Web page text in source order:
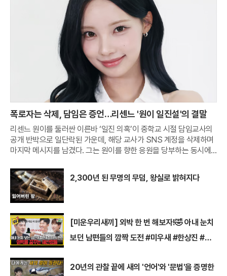
폭로자는 삭제, 담임은 증언…리센느 '원이 일진설'의 결말
리센느 원이를 둘러싼 이른바 ‘일진 의혹’이 중학교 시절 담임교사의
공개 반박으로 일단락된 가운데, 해당 교사가 SNS 계정을 삭제하며
마지막 메시지를 남겼다. 그는 원이를 향한 응원을 당부하는 동시에,
다.원이의 중학교 담임교사라고 밝힌 A씨는 지난 2일
2,300년 된 무명의 무덤, 왕실로 밝혀지다
[미운우리새끼] 외박 한 번 해보자!🤣 아내 눈치
보던 남편들의 깜짝 도전 #미우새 #한상진 #김
20년의 관찰 끝에 새의 '언어'와 '문법'을 증명한